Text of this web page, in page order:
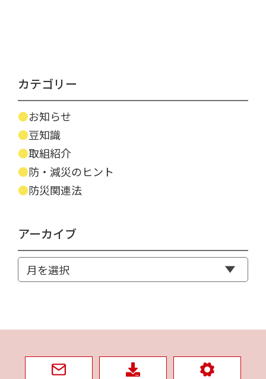
カテゴリー
お知らせ
豆知識
取組紹介
防・減災のヒント
防災関連法
アーカイブ